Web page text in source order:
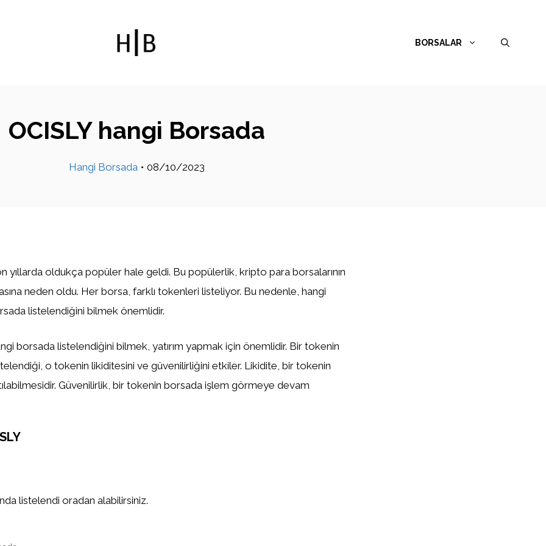
BORSALAR
OCISLY hangi Borsada
Hangi Borsada • 08/10/2023
yıllarda oldukça popüler hale geldi. Bu popülerlik, kripto para borsalarının
neden oldu. Her borsa, farklı tokenleri listeliyor. Bu nedenle, hangi
listelendiğini bilmek önemlidir.
borsada listelendiğini bilmek, yatırım yapmak için önemlidir. Bir tokenin
o tokenin likiditesini ve güvenilirliğini etkiler. Likidite, bir tokenin
Güvenilirlik, bir tokenin borsada işlem görmeye devam
listelendi oradan alabilirsiniz.